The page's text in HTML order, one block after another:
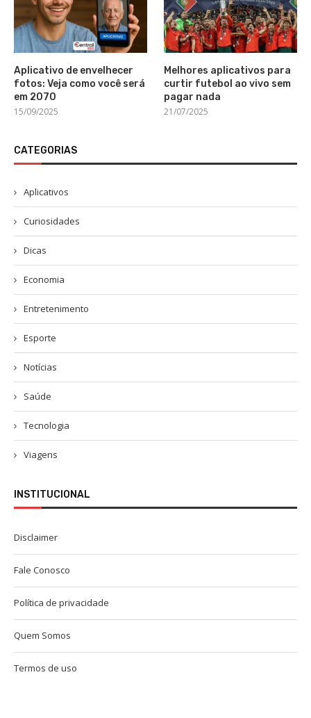
Aplicativo de envelhecer
fotos: Veja como você será
em 2070
15/09/2025
Melhores aplicativos para
curtir futebol ao vivo sem
pagar nada
21/07/2025
CATEGORIAS
Aplicativos
Curiosidades
Dicas
Economia
Entretenimento
Esporte
Notícias
Saúde
Tecnologia
Viagens
INSTITUCIONAL
Disclaimer
Fale Conosco
Política de privacidade
Quem Somos
Termos de uso